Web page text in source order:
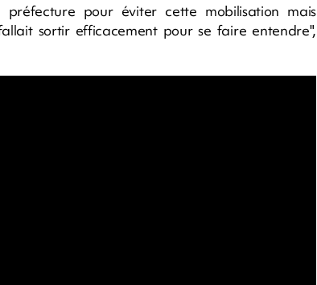
pour éviter cette mobilisation mais
sortir efficacement pour se faire entendre",